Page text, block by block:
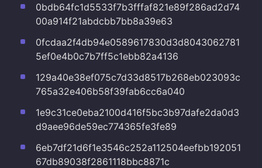
0bdb64fc1d5533f7b3fffaf821e89f286ad2d74
00a914f21abdcbb7bb8a39e63
0fcdaa2f4db94e0589617830d3d8043062781
5ef0e4b0c7b7ff5c1ebb82a4136
129a40e38ef075c7d33d8517b268eb023093c
765a32e406b58f39fab6cc6a040
1e9c31ce0eba2100d416f5bc3b97dafe2da0d3
d9aee96de59ec774365fe3fe89
6eb7df21d6f1e3546c252a112504eefbb192051
67db89038f2861118bbc8871c